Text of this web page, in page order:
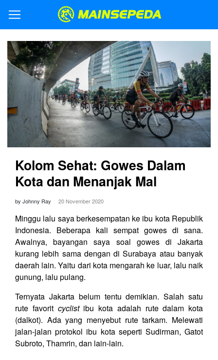
Kolom Sehat: Gowes Dalam
Kota dan Menanjak Mal
by Johnny Ray 20 November 2020
Minggu lalu saya berkesempatan ke ibu kota Republik
Indonesia. Beberapa kali sempat gowes di sana.
Awalnya, bayangan saya soal gowes di Jakarta
kurang lebih sama dengan di Surabaya atau banyak
daerah lain. Yaitu dari kota mengarah ke luar, lalu naik
gunung, lalu pulang.
Ternyata Jakarta belum tentu demikian. Salah satu
rute favorit cyclistibu kota adalah rute dalam kota
(dalkot). Ada yang menyebut rute tarkam. Melewati
jalan-jalan protokol ibu kota seperti Sudirman, Gatot
Subroto, Thamrin, dan lain-lain.